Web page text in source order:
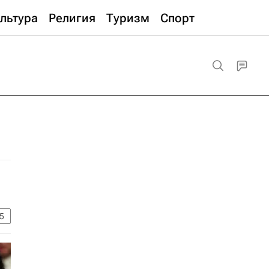
Религия Туризм Спорт
5